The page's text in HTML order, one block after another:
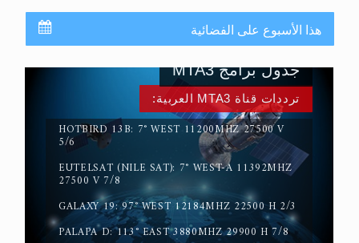
حقيقة المسيح الدجال
هذا الأسبوع على الفضائية
ترددات قناة MTA3 العربية:
HOTBIRD 13B: 7° WEST 11200MHZ 27500 V
5/6
EUTELSAT (NILE SAT): 7° WEST-A 11392MHZ
27500 V 7/8
GALAXY 19: 97° WEST 12184MHZ 22500 H 2/3
PALAPA D: 113° EAST 3880MHZ 29900 H 7/8
جدول برامج MTA3